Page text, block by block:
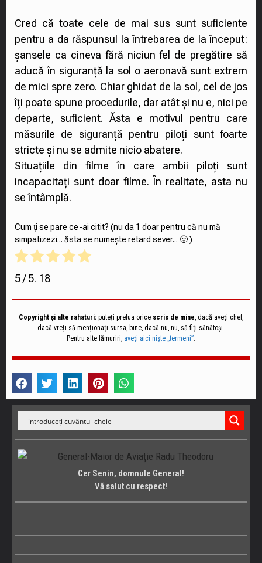
Cred că toate cele de mai sus sunt suficiente
pentru a da răspunsul la întrebarea de la început:
șansele ca cineva fără niciun fel de pregătire să
aducă în siguranță la sol o aeronavă sunt extrem
de mici spre zero. Chiar ghidat de la sol, cel de jos
îți poate spune procedurile, dar atât și nu e, nici pe
departe, suficient. Ăsta e motivul pentru care
măsurile de siguranță pentru piloți sunt foarte
stricte și nu se admite nicio abatere.
Situațiile din filme în care ambii piloți sunt
incapacitați sunt doar filme. În realitate, asta nu
se întâmplă.
Cum ți se pare ce-ai citit? (nu da 1 doar pentru că nu mă
simpatizezi... ăsta se numește retard sever... 🙂 )
5/ 5. 18
Copyright și alte rahaturi: puteți prelua orice scris de mine, dacă aveți chef,
dacă vreți să menționați sursa, bine, dacă nu, nu, să fiți sănătoși.
Pentru alte lămuriri, aveți aici niște „termeni”.
Cer Senin, domnule General!
Vă salut cu respect!